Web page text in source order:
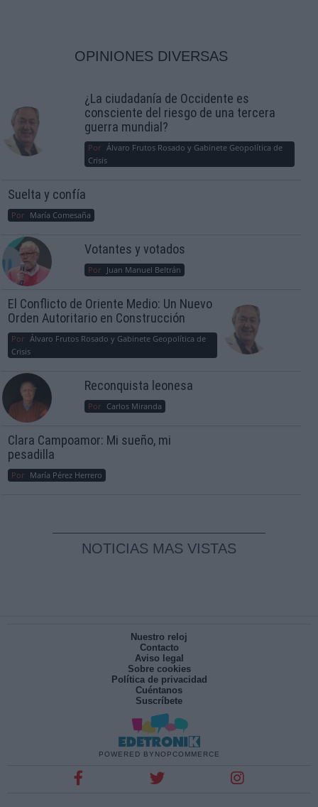
OPINIONES DIVERSAS
¿La ciudadanía de Occidente es
consciente del riesgo de una tercera
guerra mundial?
Por Álvaro Frutos Rosado y Gabinete Geopolítica de
Crisis
Suelta y confía
Por María Comesaña
Votantes y votados
Por Juan Manuel Beltrán
El Conflicto de Oriente Medio: Un Nuevo
Orden Autoritario en Construcción
Por Álvaro Frutos Rosado y Gabinete Geopolítica de
Crisis
Reconquista leonesa
Por Carlos Miranda
Clara Campoamor: Mi sueño, mi
pesadilla
Por María Pérez Herrero
NOTICIAS MAS VISTAS
Nuestro reloj
Contacto
Aviso legal
Sobre cookies
Política de privacidad
Cuéntanos
Suscríbete
POWERED BY NOPCOMMERCE